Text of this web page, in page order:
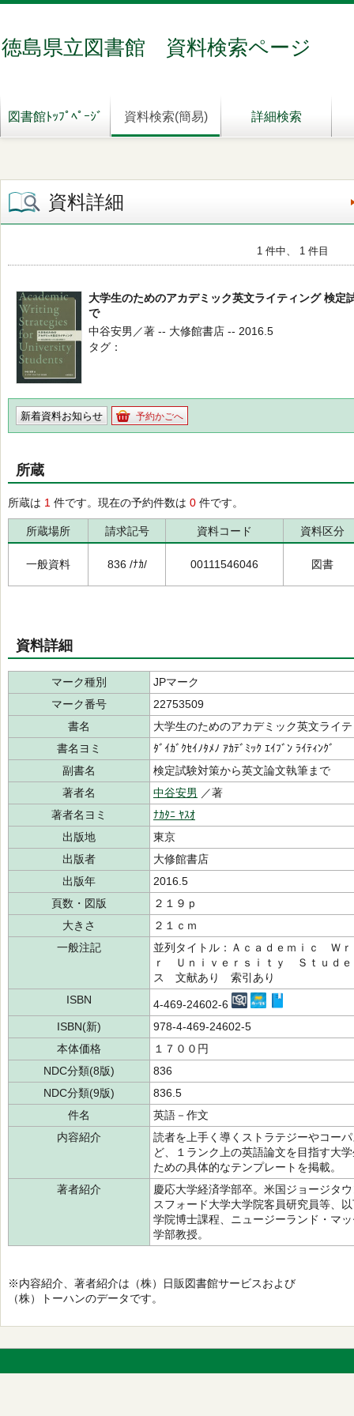
徳島県立図書館 資料検索ページ
図書館ﾄｯﾌﾟﾍﾟｰｼﾞ 資料検索(簡易) 詳細検索
資料詳細
1 件中、 1 件目
大学生のためのアカデミック英文ライティング 検定
で
中谷安男／著 -- 大修館書店 -- 2016.5
タグ
新着資料お知らせ 予約かごへ
所蔵
所蔵は 1 件です。現在の予約件数は 0 件です。
所蔵場所 請求記号 資料コード 資料区分
一般資料 836 /ﾅｶ/ 00111546046 図書
資料詳細
マーク種別
JPマーク
マーク番号
22753509
書名
大学生のためのアカデミック英文ライ
書名ヨミ
ﾀﾞｲｶﾞｸｾｲﾉﾀﾒﾉ ｱｶﾃﾞﾐｯｸ ｴｲﾌﾞﾝ ﾗｲﾃｨﾝｸﾞ
副書名
検定試験対策から英文論文執筆まで
著者名
中谷安男 ／著
著者名ヨミ
ﾅｶﾀﾆ ﾔｽｵ
出版地
東京
出版者
大修館書店
出版年
2016.5
頁数・図版
２１９ｐ
大きさ
２１ｃｍ
一般注記
並列タイトル：Ａｃａｄｅｍｉｃ Ｗ
ｒ Ｕｎｉｖｅｒｓｉｔｙ Ｓｔｕｄ
ス 文献あり 索引あり
ISBN
4-469-24602-6
ISBN(新)
978-4-469-24602-5
本体価格
１７００円
NDC分類(8版)
836
NDC分類(9版)
836.5
件名
英語－作文
内容紹介
読者を上手く導くストラテジーやコー
ど、１ランク上の英語論文を目指す大
ための具体的なテンプレートを掲載。
著者紹介
慶応大学経済学部卒。米国ジョージタ
スフォード大学大学院客員研究員等、
学院博士課程、ニュージーランド・マ
学部教授。
※内容紹介、著者紹介は（株）日販図書館サービスおよび
（株）トーハンのデータです。